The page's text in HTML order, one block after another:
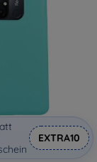
EXTRA10